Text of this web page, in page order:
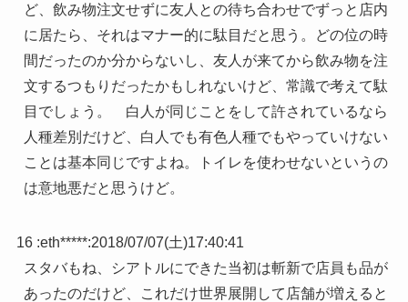
ど、飲み物注文せずに友人との待ち合わせでずっと店内
に居たら、それはマナー的に駄目だと思う。どの位の時
間だったのか分からないし、友人が来てから飲み物を注
文するつもりだったかもしれないけど、常識で考えて駄
目でしょう。 白人が同じことをして許されているなら
人種差別だけど、白人でも有色人種でもやっていけない
ことは基本同じですよね。トイレを使わせないというの
は意地悪だと思うけど。
16 :eth*****:2018/07/07(土)17:40:41
スタバもね、シアトルにできた当初は斬新で店員も品が
あったのだけど、これだけ世界展開して店舗が増えると